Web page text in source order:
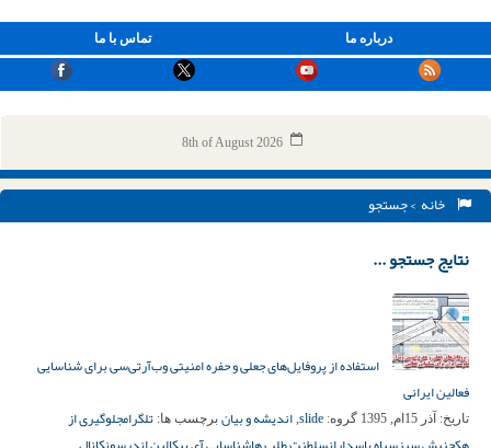
تماس با ما درباره ما
8th of August 2026
خانه > جستجو
نتایج جستجو ...
استفاده از پروفایل‌های جعلی و حفره امنیتی وب‌آرتی‌سی برای شناسایی
فعالین ایرانی
تاریخ: آذر 15ام, 1395 گروه: slide
, اندیشه و بیان برچسب ها: تلگرامجلوگیری از